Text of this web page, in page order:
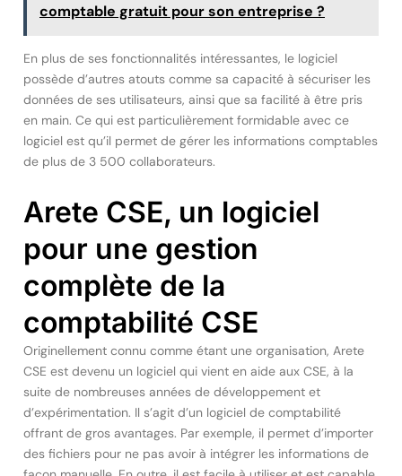
comptable gratuit pour son entreprise ?
En plus de ses fonctionnalités intéressantes, le logiciel
possède d’autres atouts comme sa capacité à sécuriser les
données de ses utilisateurs, ainsi que sa facilité à être pris
en main. Ce qui est particulièrement formidable avec ce
logiciel est qu’il permet de gérer les informations comptables
de plus de 3 500 collaborateurs.
Arete CSE, un logiciel
pour une gestion
complète de la
comptabilité CSE
Originellement connu comme étant une organisation, Arete
CSE est devenu un logiciel qui vient en aide aux CSE, à la
suite de nombreuses années de développement et
d’expérimentation. Il s’agit d’un logiciel de comptabilité
offrant de gros avantages. Par exemple, il permet d’importer
des fichiers pour ne pas avoir à intégrer les informations de